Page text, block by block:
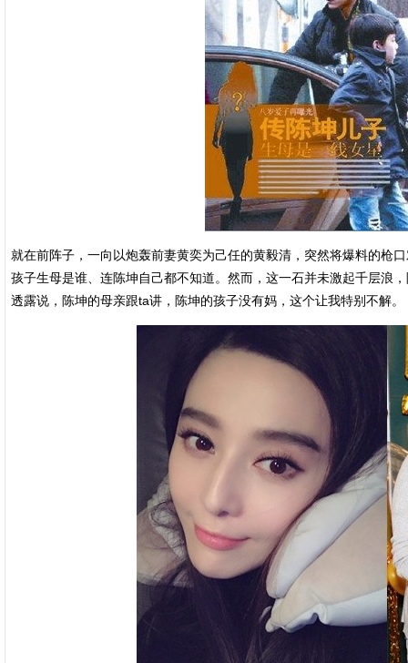
就在前阵子，一向以炮轰前妻黄奕为己任的黄毅清，突然将爆料的枪
孩子生母是谁、连陈坤自己都不知道。然而，这一石并未激起千层浪
透露说，陈坤的母亲跟ta讲，陈坤的孩子没有妈，这个让我特别不解。